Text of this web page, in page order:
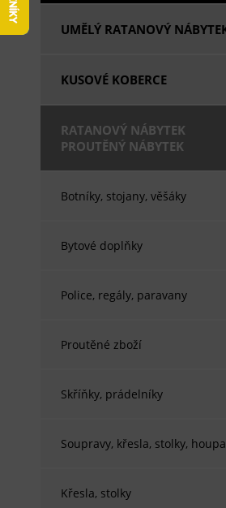
UMĚLÝ RATANOVÝ
KUSOVÉ KOBERCE
RATANOVÝ NÁBYTEK
PROUTĚNÝ NÁBYTEK
Botníky, stojany, věšáky
Bytové doplňky
Police, regály, paravany
Proutěné zboží
Skříňky, prádelníky
Soupravy, křesla, stolky,
Křesla, stolky